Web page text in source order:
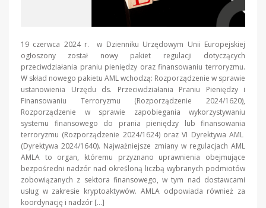
19 czerwca 2024 r. w Dzienniku Urzędowym Unii Europejskiej
ogłoszony został nowy pakiet regulacji dotyczących
przeciwdziałania praniu pieniędzy oraz finansowaniu terroryzmu.
W skład nowego pakietu AML wchodzą: Rozporządzenie w sprawie
ustanowienia Urzędu ds. Przeciwdziałania Praniu Pieniędzy i
Finansowaniu Terroryzmu (Rozporządzenie 2024/1620),
Rozporządzenie w sprawie zapobiegania wykorzystywaniu
systemu finansowego do prania pieniędzy lub finansowania
terroryzmu (Rozporządzenie 2024/1624) oraz VI Dyrektywa AML
(Dyrektywa 2024/1640). Najważniejsze zmiany w regulacjach AML
AMLA to organ, któremu przyznano uprawnienia obejmujące
bezpośredni nadzór nad określoną liczbą wybranych podmiotów
zobowiązanych z sektora finansowego, w tym nad dostawcami
usług w zakresie kryptoaktywów. AMLA odpowiada również za
koordynację i nadzór […]